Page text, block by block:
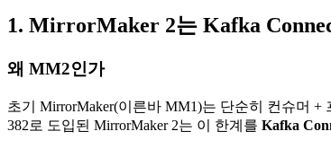
1. MirrorMaker 2는 Kafka
왜 MM2인가
초기 MirrorMaker(이른바 MM1)는 단순히 컨슈머
382로 도입된 MirrorMaker 2는 이 한계를 Kafka